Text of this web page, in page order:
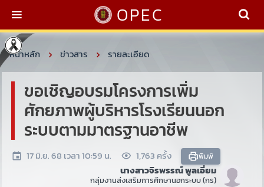
OPEC
หน้าหลัก ข่าวสาร รายละเอียด
ขอเชิญอบรมโครงการเพิ่ม
ศักยภาพผู้บริหารโรงเรียนนอก
ระบบตามมาตรฐานอาชีพ
17 มิ.ย. 68 เวลา 10:59 น. 1,763 ครั้ง พิมพ์
นางสาวจิรพรรณ์ พูลเอี่ยม
กลุ่มงานส่งเสริมการศึกษานอกระบบ (กร)